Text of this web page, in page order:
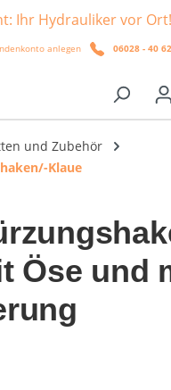
Ihr Hydrauliker vor Ort!
anlegen 06028 - 40
und Zubehör
Klaue
Öse und